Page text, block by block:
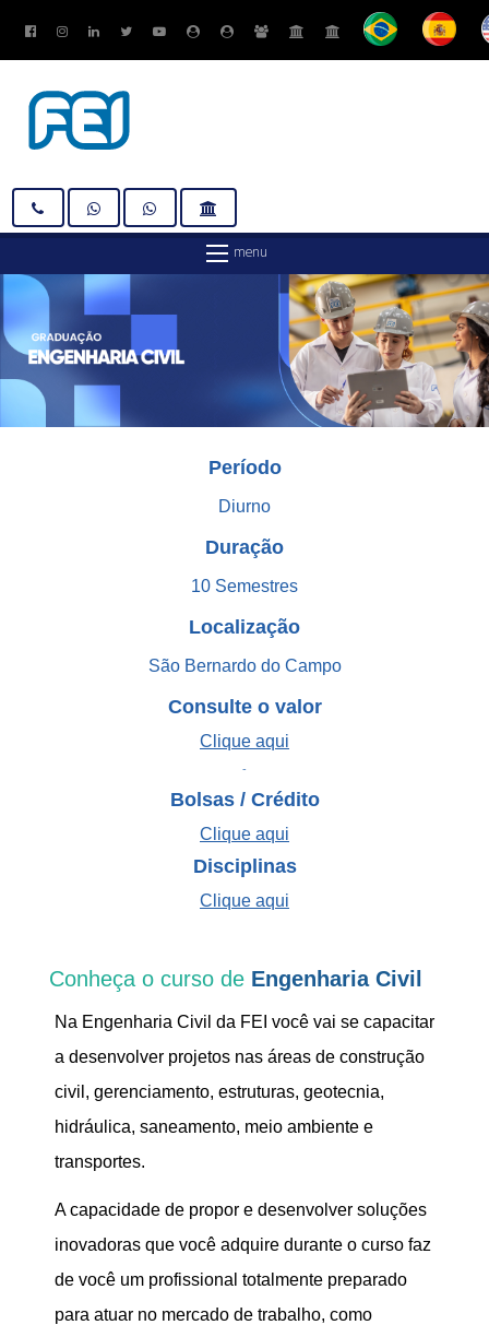
Período
Diurno
Duração
10 Semestres
Localização
São Bernardo do Campo
Consulte o valor
Clique aqui
-
Bolsas / Crédito
Clique aqui
Disciplinas
Clique aqui
Conheça o curso de Engenharia Civil
Na Engenharia Civil da FEI você vai se capacitar
a desenvolver projetos nas áreas de construção
civil, gerenciamento, estruturas, geotecnia,
hidráulica, saneamento, meio ambiente e
transportes.
A capacidade de propor e desenvolver soluções
inovadoras que você adquire durante o curso faz
de você um profissional totalmente preparado
para atuar no mercado de trabalho, como